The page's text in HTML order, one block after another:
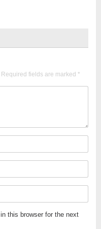
Required fields are marked *
this browser for the next